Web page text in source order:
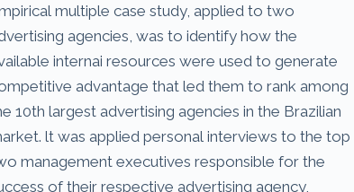
multiple case study, applied to two
agencies, was to identify how the
internai resources were used to generate
advantage that led them to rank among
10th largest advertising agencies in the Brazilian
lt was applied personal interviews to the top
management executives responsible for the
of their respective advertising agency,